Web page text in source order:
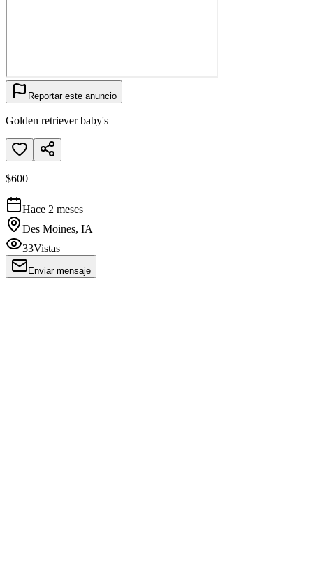
Reportar este anuncio
Golden retriever baby's
$600
Hace 2 meses
Des Moines, IA
33Vistas
Enviar mensaje